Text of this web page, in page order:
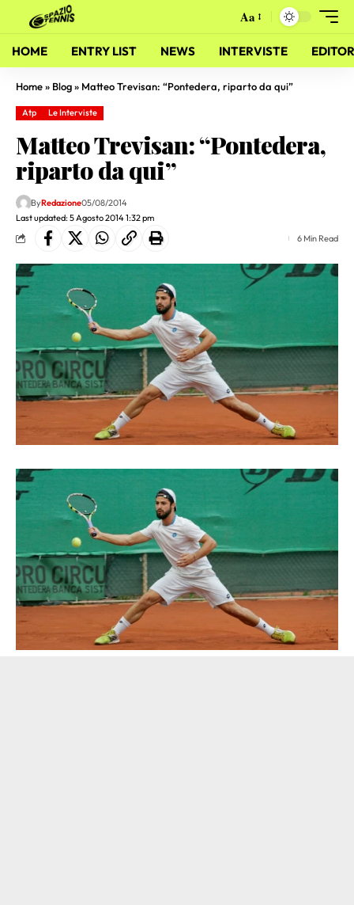
Aa
HOME ENTRY LIST NEWS INTERVISTE
Home» Blog» Matteo Trevisan: “Pontedera, riparto da qui”
Atp Le Interviste
Matteo Trevisan: “Pontedera,
riparto da qui”
Last updated: 5 Agosto 2014 1:32 pm
ByRedazione05/08/2014
6 Min Read